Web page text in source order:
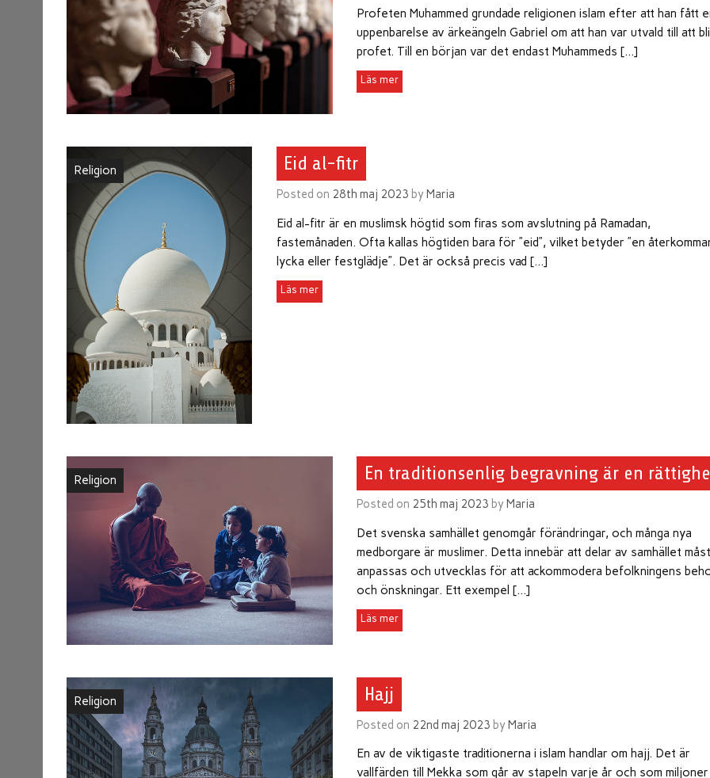
Profeten Muhammed grundade religionen islam efter att han fått
uppenbarelse av ärkeängeln Gabriel om att han var utvald till att bli
profet. Till en början var det endast Muhammeds […]
Religion Eid al-fitr
Posted on 28th maj 2023 byMaria
Eid al-fitr är en muslimsk högtid som firas som avslutning på Ramadan,
fastemånaden. Ofta kallas högtiden bara för ”eid”, vilket betyder ”en
lycka eller festglädje”. Det är också precis vad […]
Religion En traditionsenlig begravning är en
Posted on 25th maj 2023 byMaria
Det svenska samhället genomgår förändringar, och många nya
medborgare är muslimer. Detta innebär att delar av samhället
anpassas och utvecklas för att ackommodera befolkningens
och önskningar. Ett exempel […]
Religion Hajj
Posted on 22nd maj 2023 byMaria
En av de viktigaste traditionerna i islam handlar om hajj. Det är
vallfärden till Mekka som går av stapeln varje år och som miljoner